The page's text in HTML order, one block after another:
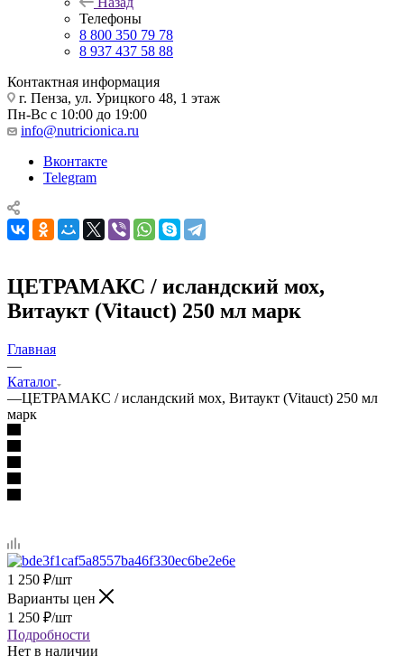
Телефоны
8 800 350 79 78
8 937 437 58 88
Контактная информация
г. Пенза, ул. Урицкого 48, 1 этаж
Пн-Вс с 10:00 до 19:00
info@nutricionica.ru
Вконтакте
Telegram
ЦЕТРАМАКС / исландский мох,
Витаукт (Vitauct) 250 мл марк
Главная
—
Каталог
—ЦЕТРАМАКС / исландский мох, Витаукт (Vitauct) 250 мл
марк
1 250 ₽/шт
Варианты цен
1 250 ₽/шт
Подробности
Нет в наличии